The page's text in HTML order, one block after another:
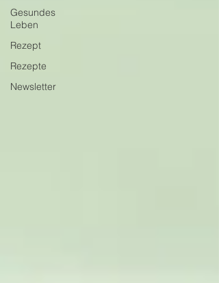
Gesundes
Leben
Rezept
Rezepte
Newsletter